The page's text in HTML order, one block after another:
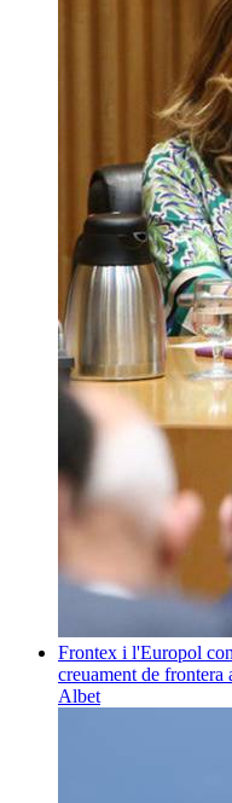
Frontex i l'Europol
creuament de frontera
Albet